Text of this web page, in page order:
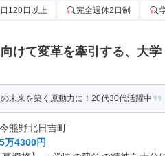
120日以上 完全週休2日制
向けて変革を牽引する、大
未来を築く原動力に！20代30代活躍中
熊野北日吉町
万4300円